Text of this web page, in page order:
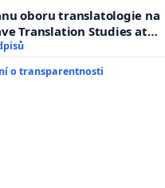
oboru translatologie na
Translation Studies at
of Arts, Charles
o transparentnosti